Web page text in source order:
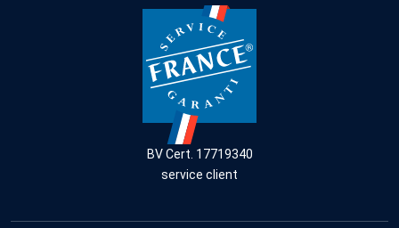
BV Cert. 17719340
service client